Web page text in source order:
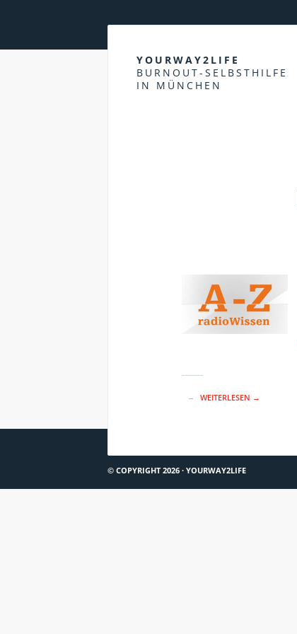
YOURWAY2LIFE
BURNOUT-SELBSTHILFE
IN MÜNCHEN
WEITERLESEN →
© COPYRIGHT 2026 · YOURWAY2LIFE